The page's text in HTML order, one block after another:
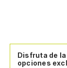
Disfruta de
opciones